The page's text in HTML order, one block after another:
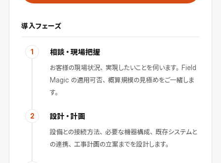
導入フェーズ
1 相談・現場把握
お客様の現場状況、実現したいことを伺います。Field
Magic の適用可否、概算規模の見極めをご一緒しま
す。
2 設計・計画
設備との接続方法、必要な機器構成、既存システムと
の連携、工事計画の立案までを設計します。